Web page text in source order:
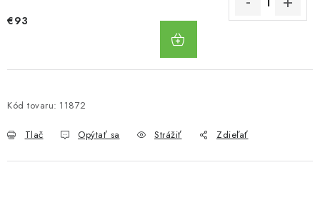
€93
Kód tovaru: 11872
Tlač Opýtať sa Strážiť Zdieľať